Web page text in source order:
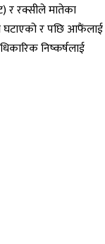
र रक्सीले मातेका
घटाएको र पछि आफैंलाई
निष्कर्षलाई